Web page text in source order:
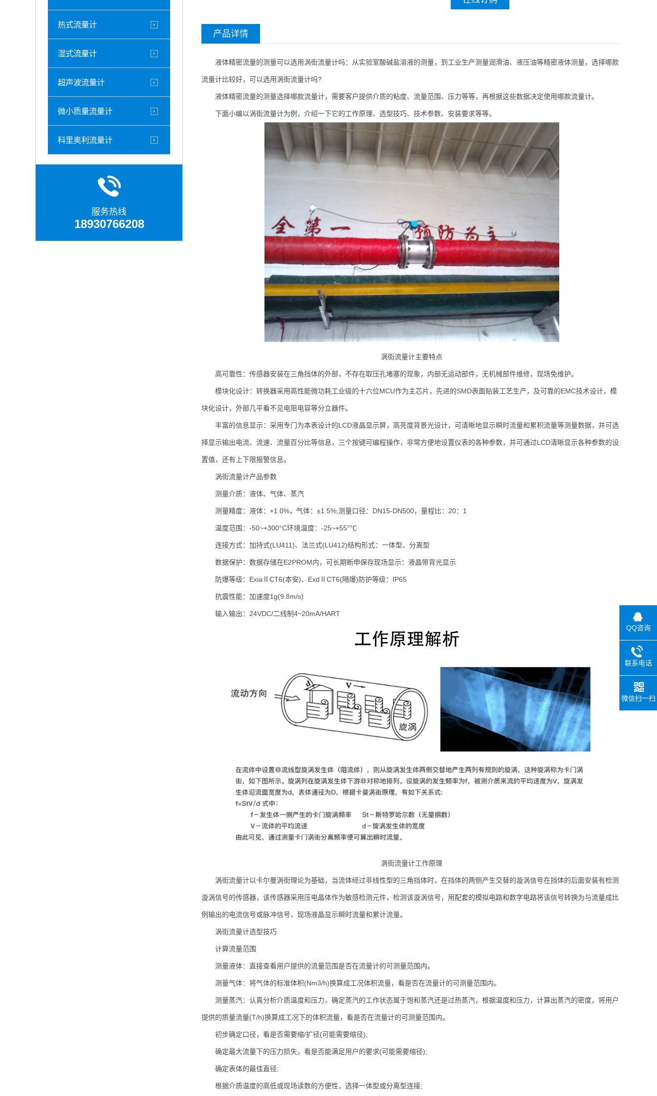
热式流量计
湿式流量计
超声波流量计
微小质量流量计
科里奥利流量计
服务热线
18930766208
产品详情
液体精密流量的测量可以选用涡街流量计吗：从实验室酸碱盐溶液的测量，到工业生产测量润滑油、液压油等精密液体测量，选择哪款
流量计比较好，可以选用涡街流量计吗?
液体精密流量的测量选择哪款流量计，需要客户提供介质的粘度、流量范围、压力等等，再根据这些数据决定使用哪款流量计。
下面小编以涡街流量计为例，介绍一下它的工作原理、选型技巧、技术参数、安装要求等等。
涡街流量计主要特点
高可靠性：传感器安装在三角挡体的外部，不存在取压孔堵塞的现象，内部无运动部件，无机械部件维修，现场免维护。
模块化设计：转换器采用高性能微功耗工业级的十六位MCU作为主芯片，先进的SMD表面贴装工艺生产，及可靠的EMC技术设计，模
块化设计，外部几平看不见电阻电容等分立器件。
丰富的信息显示：采用专门为本表设计的LCD液晶显示屏，高亮度背景光设计，可清晰地显示瞬时流量和累积流量等测量数据，并可选
择显示输出电流、流速、流量百分比等信息，三个按键可编程操作，非常方便地设置仪表的各种参数，并可通过LCD清晰显示各种参数的设
置值，还有上下限报警信息。
涡街流量计产品参数
测量介质：液体、气体、蒸汽
测量精度：液体：+1.0%，气体：±1.5%;测量口径：DN15-DN500，量程比：20：1
温度范围：-50~+300°C环境温度：-25~+55°℃
连接方式：加持式(LU411)、法兰式(LU412)结构形式：一体型、分离型
数据保护：数据存储在E2PROM内，可长期断申保存现场显示：液晶带背光显示
防爆等级：ExiaⅡCT6(本安)、ExdⅡCT6(隔爆)防护等级：IP65
抗震性能：加速度1g(9.8m/s)
输入输出：24VDC/二线制4~20mA/HART
涡街流量计工作原理
涡街流量计以卡尔曼涡街理论为基础，当流体经过非线性型的三角挡体时，在挡体的两侧产生交替的漩涡信号在挡体的后面安装有检测
漩涡信号的传感器，该传感器采用压电晶体作为敏感检测元件，检测该漩涡信号，用配套的模拟电路和数字电路将该信号转换为与流量成比
例输出的电流信号或脉冲信号，现场液晶显示瞬时流量和累计流量。
涡街流量计选型技巧
计算流量范围
测量液体：直接查看用户提供的流量范围是否在流量计的可测量范围内。
测量气体：将气体的标准体积(Nm3/h)换算成工况体积流量，看是否在流量计的可测量范围内。
测量蒸汽：认真分析介质温度和压力，确定蒸汽的工作状态属于饱和蒸汽还是过热蒸汽，根据温度和压力，计算出蒸汽的密度，将用户
提供的质量流量(T/h)换算成工况下的体积流量，看是否在流量计的可测量范围内。
初步确定口径，看是否需要缩/扩径(可能需要缩径);
确定最大流量下的压力损失，看是否能满足用户的要求(可能需要缩径);
确定表体的最佳直径;
根据介质温度的高低或现场读数的方便性，选择一体型或分离型连接;
QQ咨询
联系电话
微信扫一扫